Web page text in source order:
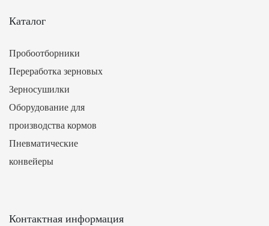
Каталог
Пробоотборники
Переработка зерновых
Зерносушилки
Оборудование для
производства кормов
Пневматические
конвейеры
Контактная информация